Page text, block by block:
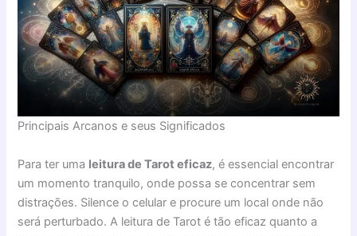
Principais Arcanos e seus Significados
Para ter uma leitura de Tarot eficaz, é essencial encontrar
um momento tranquilo, onde possa se concentrar sem
distrações. Silence o celular e procure um local onde não
será perturbado. A leitura de Tarot é tão eficaz quanto a